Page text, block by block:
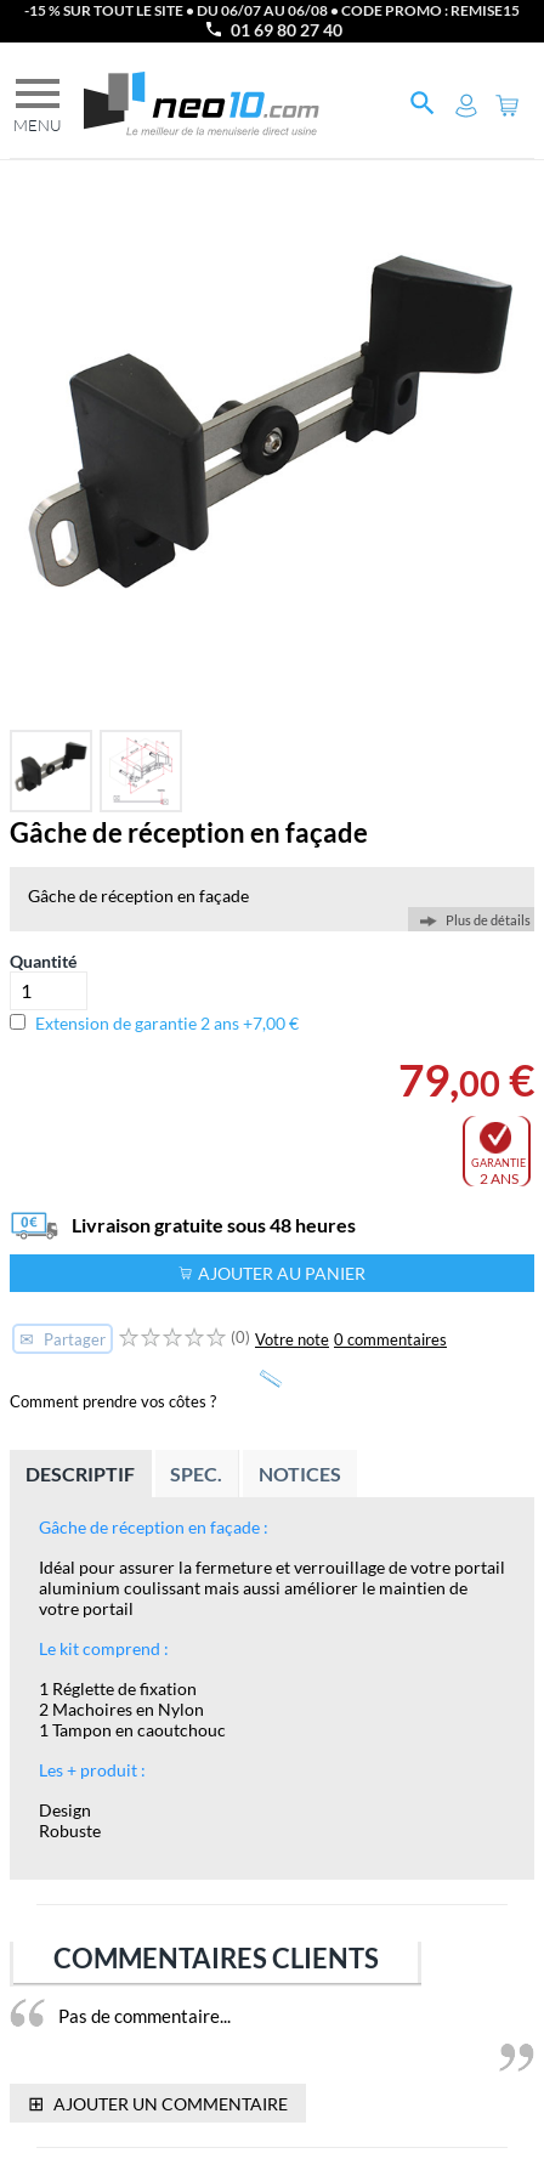
-15 % SUR TOUT LE SITE • DU 06/07 AU 06/08 • CODE PROMO : REMISE15
01 69 80 27 40
Gâche de réception en façade
Gâche de réception en façade
Plus de détails
Quantité
Extension de garantie 2 ans +7,00 €
79,00 €
GARANTIE
2 ANS
Livraison gratuite sous 48 heures
AJOUTER AU PANIER
✉ Partager (0) Votre note 0 commentaires
Comment prendre vos côtes ?
DESCRIPTIF SPEC. NOTICES
Gâche de réception en façade :
Idéal pour assurer la fermeture et verrouillage de votre portail
aluminium coulissant mais aussi améliorer le maintien de
votre portail
Le kit comprend :
1 Réglette de fixation
2 Machoires en Nylon
1 Tampon en caoutchouc
Les + produit :
Design
Robuste
COMMENTAIRES CLIENTS
Pas de commentaire...
⊞ AJOUTER UN COMMENTAIRE